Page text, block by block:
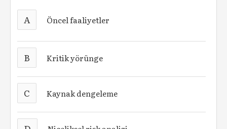
A Öncel faaliyetler
B Kritik yörünge
C Kaynak dengeleme